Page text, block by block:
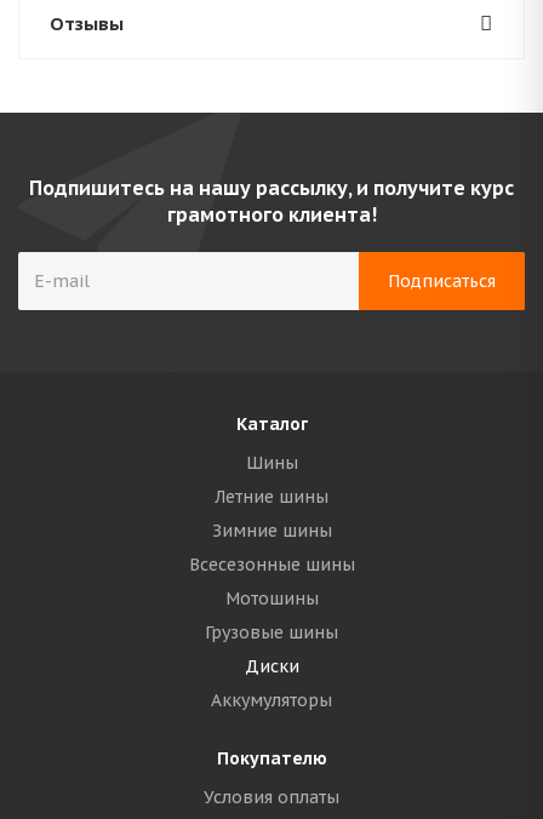
Отзывы
Подпишитесь на нашу рассылку, и получите курс
грамотного клиента!
Каталог
Шины
Летние шины
Зимние шины
Всесезонные шины
Мотошины
Грузовые шины
Диски
Аккумуляторы
Покупателю
Условия оплаты